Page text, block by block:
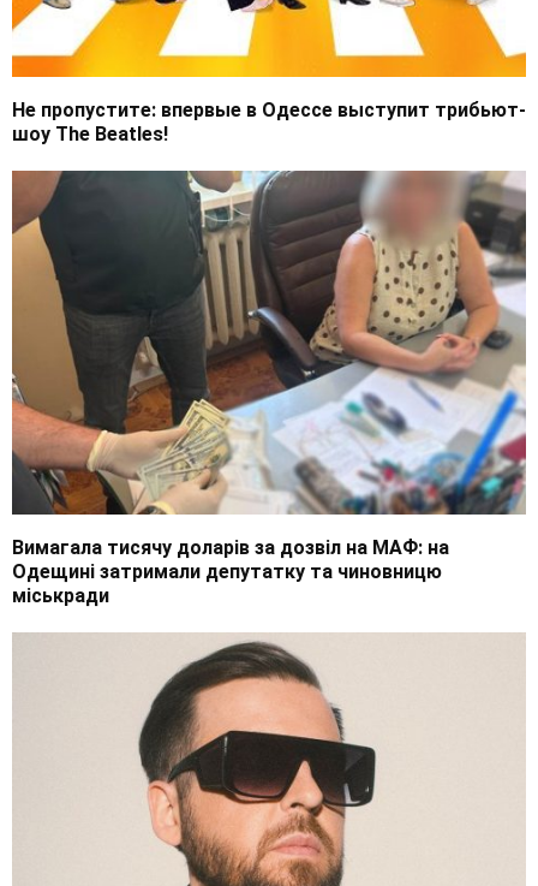
Не пропустите: впервые в Одессе выступит трибьют-
шоу The Beatles!
Вимагала тисячу доларів за дозвіл на МАФ: на
Одещині затримали депутатку та чиновницю
міськради